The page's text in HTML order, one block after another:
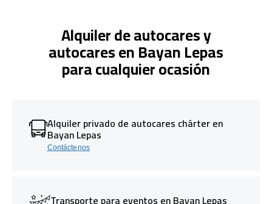
Alquiler de autocares y
autocares en Bayan Lepas
para cualquier ocasión
Alquiler privado de autocares chárter en
Bayan Lepas
Contáctenos
Transporte para eventos en Bayan Lepas